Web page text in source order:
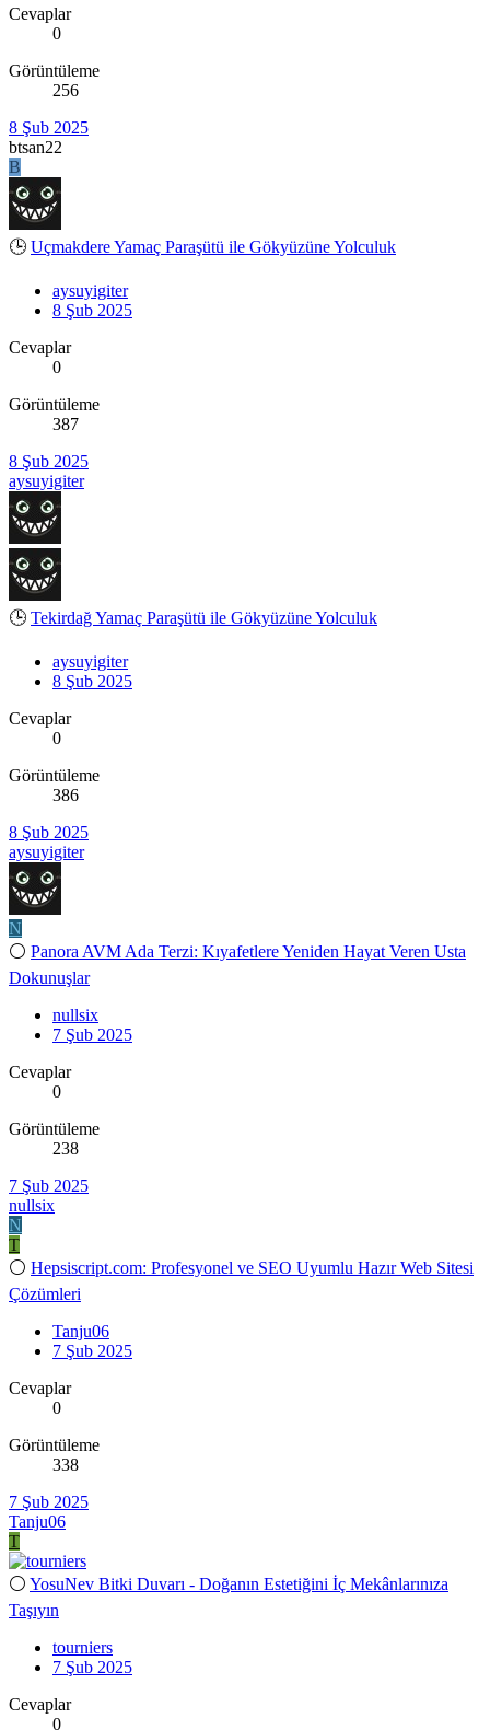
Cevaplar
0
Görüntüleme
256
8 Şub 2025
btsan22
B
🕒 Uçmakdere Yamaç Paraşütü ile Gökyüzüne Yolculuk
aysuyigiter
8 Şub 2025
Cevaplar
0
Görüntüleme
387
8 Şub 2025
aysuyigiter
🕒 Tekirdağ Yamaç Paraşütü ile Gökyüzüne Yolculuk
aysuyigiter
8 Şub 2025
Cevaplar
0
Görüntüleme
386
8 Şub 2025
aysuyigiter
N
⚪ Panora AVM Ada Terzi: Kıyafetlere Yeniden Hayat Veren Usta
Dokunuşlar
nullsix
7 Şub 2025
Cevaplar
0
Görüntüleme
238
7 Şub 2025
nullsix
N
T
⚪ Hepsiscript.com: Profesyonel ve SEO Uyumlu Hazır Web Sitesi
Çözümleri
Tanju06
7 Şub 2025
Cevaplar
0
Görüntüleme
338
7 Şub 2025
Tanju06
T
⚪ YosuNev Bitki Duvarı - Doğanın Estetiğini İç Mekânlarınıza
Taşıyın
tourniers
7 Şub 2025
Cevaplar
0